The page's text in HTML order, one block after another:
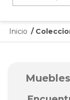
productos
Inicio /